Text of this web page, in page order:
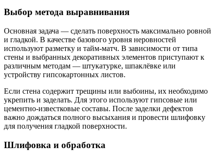
Выбор метода выравнивания
Основная задача — сделать поверхность максимально ровной
и гладкой. В качестве базового уровня неровностей
используют разметку и тайм-матч. В зависимости от типа
стены и выбранных декоративных элементов приступают к
различным методам — штукатурке, шпаклёвке или
устройству гипсокартонных листов.
Если стена содержит трещины или выбоины, их необходимо
укрепить и заделать. Для этого используют гипсовые или
цементно-известковые составы. После заделки дефектов
важно дождаться полного высыхания и провести шлифовку
для получения гладкой поверхности.
Шлифовка и обработка